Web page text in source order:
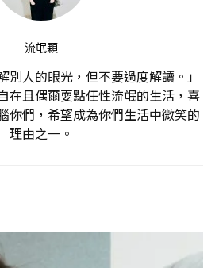
流氓顆
別人的眼光，但不要過度解讀。」
在且偶爾耍點任性流氓的生活，喜
你們，希望成為你們生活中微笑的
理由之一。